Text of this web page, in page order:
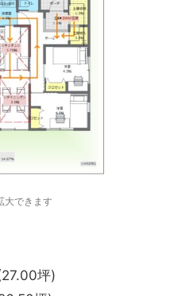
大できます
坪)